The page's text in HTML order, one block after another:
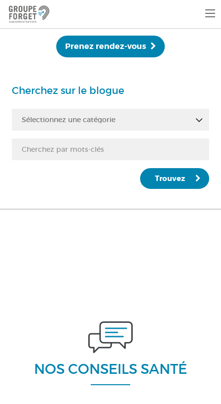
Prenez rendez-vous
Cherchez sur le blogue
Sélectionnez une catégorie
Trouvez
NOS CONSEILS SANTÉ